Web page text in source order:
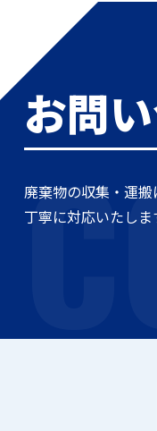
お問
廃棄物の収集・運
丁寧に対応いたしま